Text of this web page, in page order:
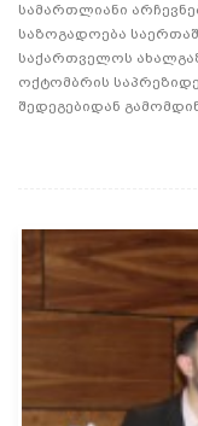
სამართლიანი
საზოგადოება
საქართველოს
ოქტომბრის
შედეგებიდან